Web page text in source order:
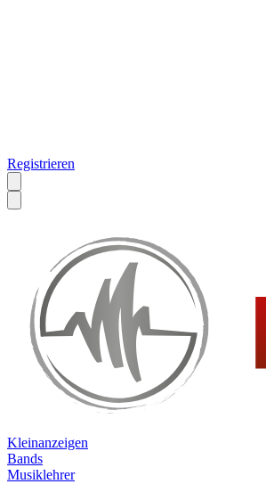
Registrieren
Kleinanzeigen
Bands
Musiklehrer